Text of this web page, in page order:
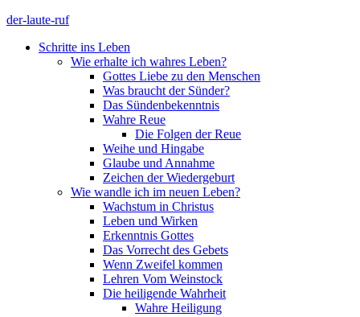
der-laute-ruf
Schritte ins Leben
Wie erhalte ich wahres Leben?
Gottes Liebe zu den Menschen
Was braucht der Sünder?
Das Sündenbekenntnis
Wahre Reue
Die Folgen der Reue
Weihe und Hingabe
Glaube und Annahme
Zeichen der Wiedergeburt
Wie wandle ich im neuen Leben?
Wachstum in Christus
Leben und Wirken
Erkenntnis Gottes
Das Vorrecht des Gebets
Wenn Zweifel kommen
Lehren Vom Weinstock
Die heiligende Wahrheit
Wahre Heiligung